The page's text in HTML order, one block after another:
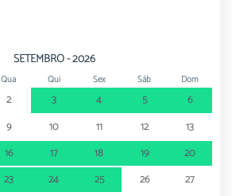
SETEMBRO - 2026
Qua Qui Sex Sáb Dom
2 3 4 5
6
9 10 11 12
13
16 17 18 19
20
23 24 25 26
27